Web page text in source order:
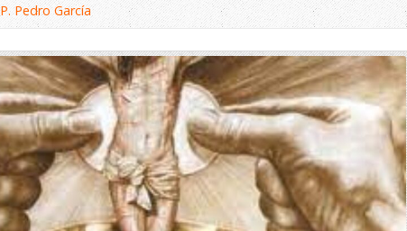
P. Pedro García